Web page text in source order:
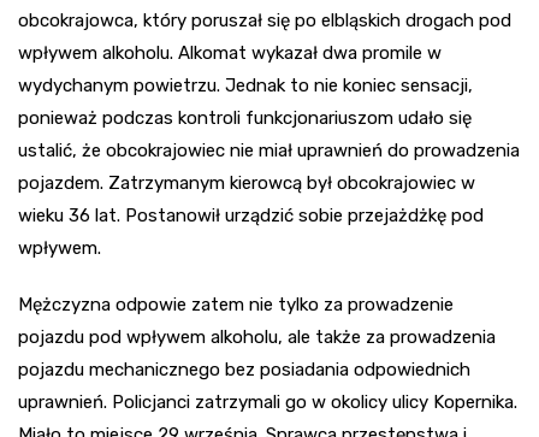
obcokrajowca, który poruszał się po elbląskich drogach pod
wpływem alkoholu. Alkomat wykazał dwa promile w
wydychanym powietrzu. Jednak to nie koniec sensacji,
ponieważ podczas kontroli funkcjonariuszom udało się
ustalić, że obcokrajowiec nie miał uprawnień do prowadzenia
pojazdem. Zatrzymanym kierowcą był obcokrajowiec w
wieku 36 lat. Postanowił urządzić sobie przejażdżkę pod
wpływem.
Mężczyzna odpowie zatem nie tylko za prowadzenie
pojazdu pod wpływem alkoholu, ale także za prowadzenia
pojazdu mechanicznego bez posiadania odpowiednich
uprawnień. Policjanci zatrzymali go w okolicy ulicy Kopernika.